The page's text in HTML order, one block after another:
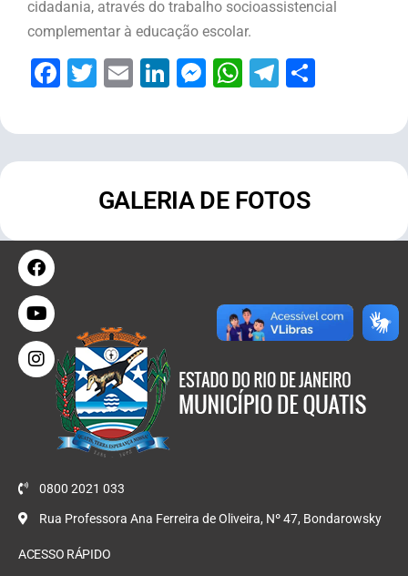
cidadania, através do trabalho socioassistencial
complementar à educação escolar.
Facebook
Twitter
EmailLinkedIn
Messenger
WhatsApp
Telegram
GALERIA DE FOTOS
0800 2021 033
Rua Professora Ana Ferreira de Oliveira, Nº 47, Bondarowsky
ACESSO RÁPIDO